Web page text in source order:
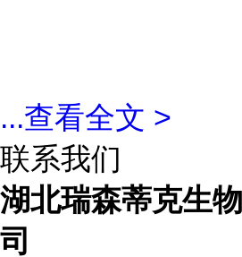
...查看全文 >
联系我们
湖北瑞森蒂克生
司